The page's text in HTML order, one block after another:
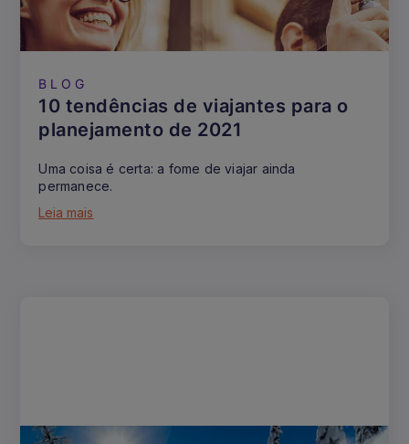
BLOG
10 tendências de viajantes para o
planejamento de 2021
Uma coisa é certa: a fome de viajar ainda
permanece.
Leia mais